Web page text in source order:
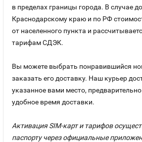
в пределах границы города. В случае
Краснодарскому краю и по РФ
от населенного пункта и
тарифам СДЭК.
Вы можете выбрать понравившийся
заказать его доставку. Наш курьер
указанное вами место,
удобное время доставки.
Активация SIM-карт и тарифов
паспорту через официальные